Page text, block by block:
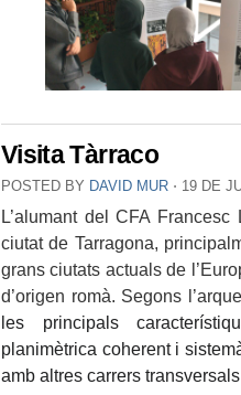
Visita Tàrraco
POSTED BY DAVID MUR ⋅ 19 DE
L’alumant del CFA
ciutat de Tarragona,
grans ciutats actuals de
d’origen romà. Segons
les principals
planimètrica coherent i
amb altres carrers